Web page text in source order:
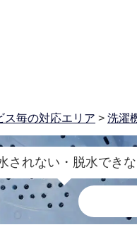
ス毎の対応エリア > 洗濯
されない・脱水でき